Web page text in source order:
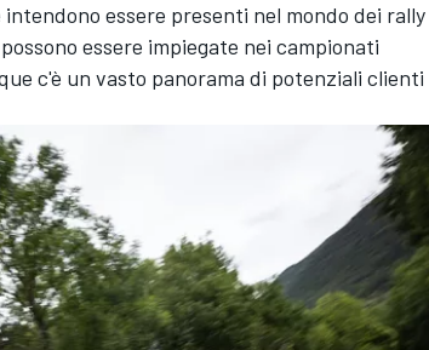
essere presenti nel mondo dei rally
essere impiegate nei campionati
c'è un vasto panorama di potenziali clienti